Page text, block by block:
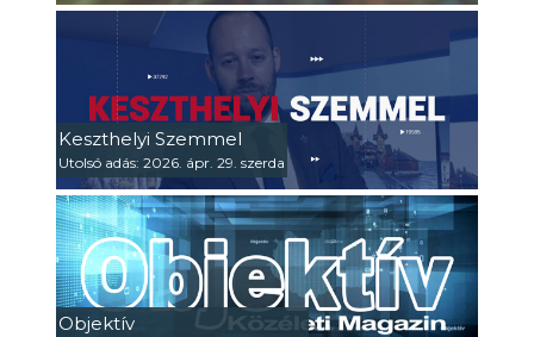
Keszthelyi Szemmel
Utolsó adás: 2026. ápr. 29. szerda
Objektív